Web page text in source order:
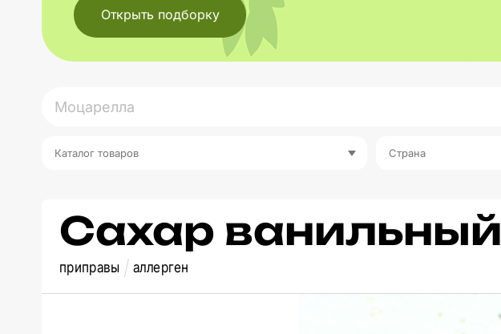
Открыть подборку
Каталог товаров Страна
Сахар ванильный
приправы аллерген